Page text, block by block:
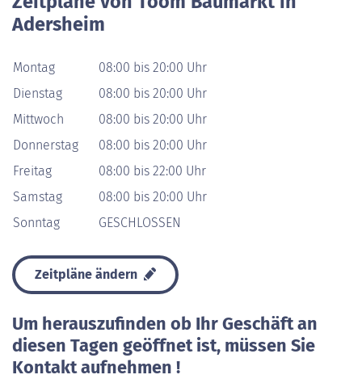
Adersheim
Montag
08:00 bis 20:00 Uhr
Dienstag
08:00 bis 20:00 Uhr
Mittwoch
08:00 bis 20:00 Uhr
Donnerstag
08:00 bis 20:00 Uhr
Freitag
08:00 bis 22:00 Uhr
Samstag
08:00 bis 20:00 Uhr
Sonntag
GESCHLOSSEN
Zeitpläne ändern
Um herauszufinden ob Ihr Geschäft an
diesen Tagen geöffnet ist, müssen Sie
Kontakt aufnehmen !